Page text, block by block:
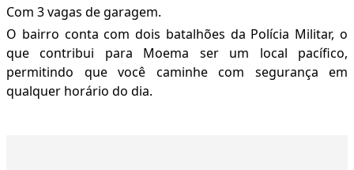
Com 3 vagas de garagem.
O bairro conta com dois batalhões da Polícia Militar, o
que contribui para Moema ser um local pacífico,
permitindo que você caminhe com segurança em
qualquer horário do dia.